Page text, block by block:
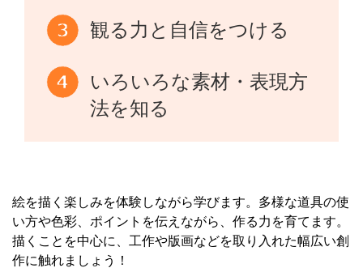
観る力と自信をつける
いろいろな素材・表現方
法を知る
絵を描く楽しみを体験しながら学びます。多様な道具の使
い方や色彩、ポイントを伝えながら、作る力を育てます。
描くことを中心に、工作や版画などを取り入れた幅広い創
作に触れましょう！